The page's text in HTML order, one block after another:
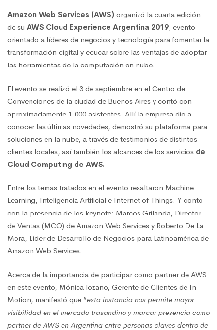
Amazon Web Services (AWS) organizó la cuarta edición
de su AWS Cloud Experience Argentina 2019, evento
orientado a líderes de negocios y tecnología para fomentar la
transformación digital y educar sobre las ventajas de adoptar
las herramientas de la computación en nube.
El evento se realizó el 3 de septiembre en el Centro de
Convenciones de la ciudad de Buenos Aires y contó con
aproximadamente 1.000 asistentes. Allí la empresa dio a
conocer las últimas novedades, demostró su plataforma para
soluciones en la nube, a través de testimonios de distintos
clientes locales, así también los alcances de los servicios de
Cloud Computing de AWS.
Entre los temas tratados en el evento resaltaron Machine
Learning, Inteligencia Artificial e Internet of Things. Y contó
con la presencia de los keynote: Marcos Grilanda, Director
de Ventas (MCO) de Amazon Web Services y Roberto De La
Mora, Líder de Desarrollo de Negocios para Latinoamérica de
Amazon Web Services.
Acerca de la importancia de participar como partner de AWS
en este evento, Mónica lozano, Gerente de Clientes de In
Motion, manifestó que “esta instancia nos permite mayor
visibilidad en el mercado trasandino y marcar presencia como
partner de AWS en Argentina entre personas claves dentro de